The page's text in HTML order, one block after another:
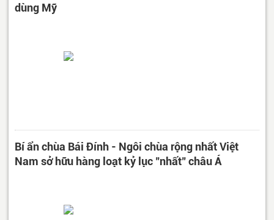
dùng Mỹ
Bí ẩn chùa Bái Đính - Ngôi chùa rộng nhất Việt
Nam sở hữu hàng loạt kỷ lục "nhất" châu Á